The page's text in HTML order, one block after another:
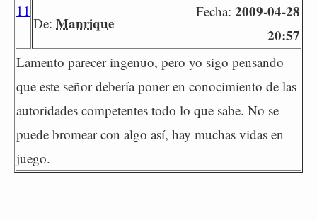
11
De: Manrique
Fecha: 2009-04-28
20:57
Lamento parecer ingenuo, pero yo sigo pensando
que este señor debería poner en conocimiento de las
autoridades competentes todo lo que sabe. No se
puede bromear con algo así, hay muchas vidas en
juego.